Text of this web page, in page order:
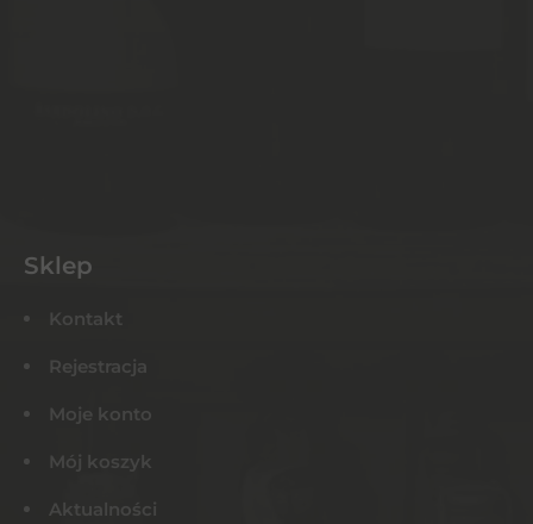
Sklep
Kontakt
Rejestracja
Moje konto
Mój koszyk
Aktualności